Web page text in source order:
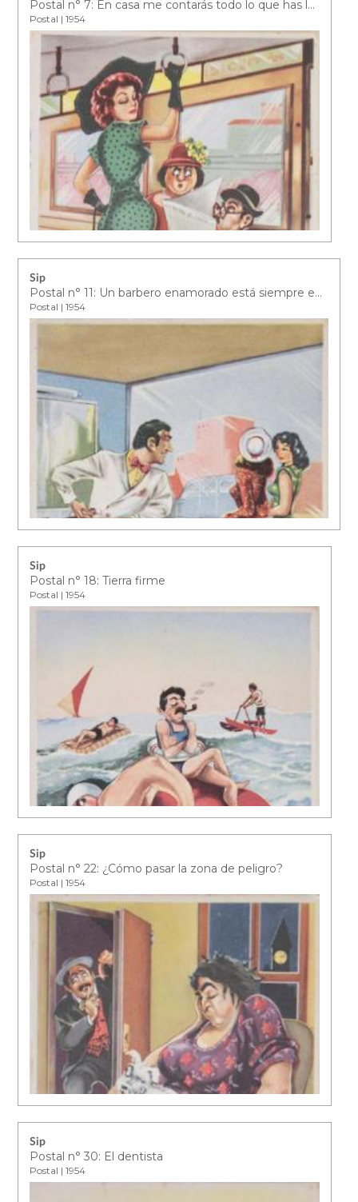
Postal n° 7: En casa me contarás todo lo que has leído…
Postal | 1954
Sip
Postal n° 11: Un barbero enamorado está siempre en un friz a su cliente más preciado de cortarle la nariz
Postal | 1954
Sip
Postal n° 18: Tierra firme
Postal | 1954
Sip
Postal n° 22: ¿Cómo pasar la zona de peligro?
Postal | 1954
Sip
Postal n° 30: El dentista
Postal | 1954